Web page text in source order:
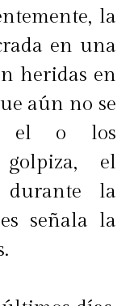
la
en una
heridas en
aún no se
el o los
el
durante la
señala la